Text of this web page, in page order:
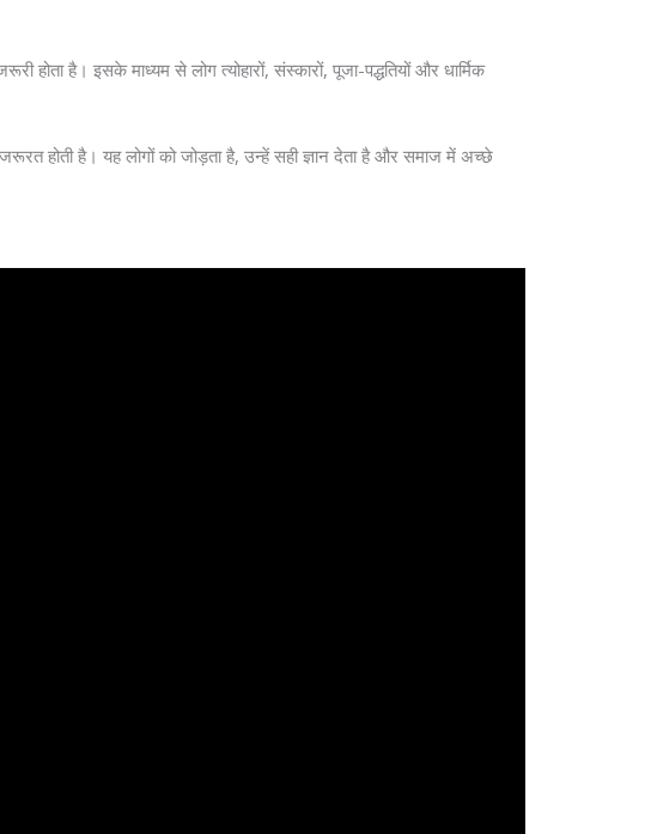
है। इसके माध्यम से लोग त्योहारों, संस्कारों, पूजा-पद्धतियों और धार्मिक
होती है। यह लोगों को जोड़ता है, उन्हें सही ज्ञान देता है और समाज में अच्छे